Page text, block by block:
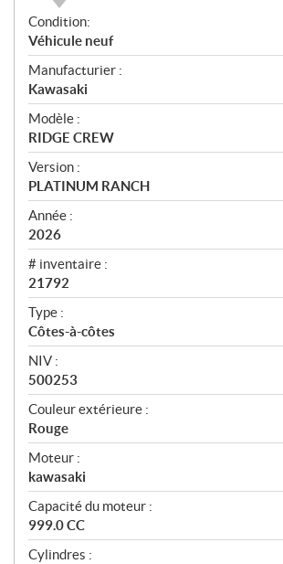
A
p
e
r
ç
u
Condition:
Véhicule neuf
Manufacturier :
Kawasaki
Modèle :
RIDGE CREW
Version :
PLATINUM RANCH
Année :
2026
# inventaire :
21792
Type :
Côtes-à-côtes
NIV :
500253
Couleur extérieure :
Rouge
Moteur :
kawasaki
Capacité du moteur :
999.0 CC
Cylindres :